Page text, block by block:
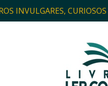
INVULGARES,